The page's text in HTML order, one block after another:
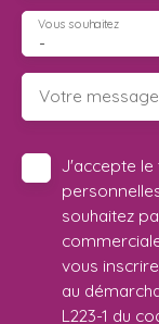
-
Vous souhaitez
Votre message
J'accepte
souhaitez
vous
au
L223-1 du